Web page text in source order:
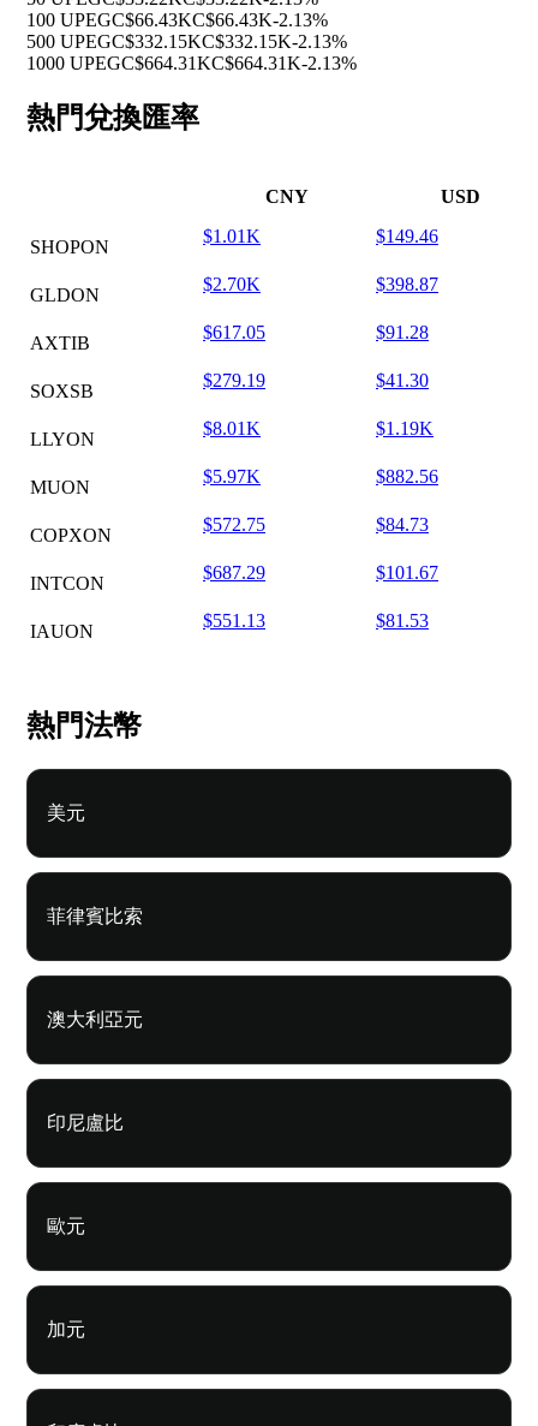
100 UPEGC$66.43KC$66.43K-2.13%
500 UPEGC$332.15KC$332.15K-2.13%
1000 UPEGC$664.31KC$664.31K-2.13%
熱門兌換匯率
CNY USD
SHOPON
$1.01K $149.46
GLDON
$2.70K $398.87
AXTIB
$617.05 $91.28
SOXSB
$279.19 $41.30
LLYON
$8.01K $1.19K
MUON
$5.97K $882.56
COPXON
$572.75 $84.73
INTCON
$687.29 $101.67
IAUON
$551.13 $81.53
熱門法幣
美元
菲律賓比索
澳大利亞元
印尼盧比
歐元
加元